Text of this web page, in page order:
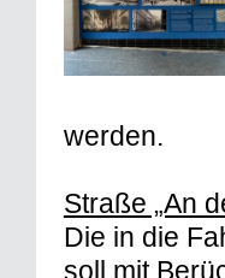
werden.
Straße „An
Die in die
soll mit